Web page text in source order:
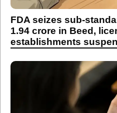
FDA seizes sub-
1.94 crore in Beed,
establishments